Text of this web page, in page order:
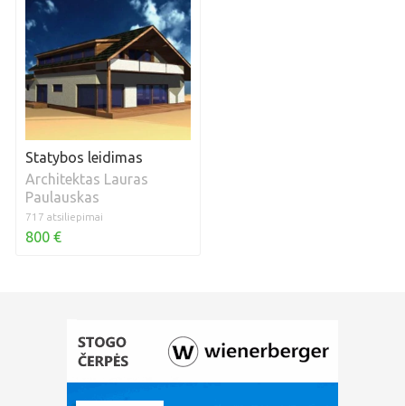
Statybos leidimas
Architektas Lauras
Paulauskas
717 atsiliepimai
800 €